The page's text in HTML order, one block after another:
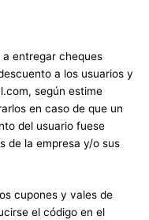
a entregar cheques
a los usuarios y
según estime
en caso de que un
del usuario fuese
de la empresa y/o sus
cupones y vales de
el código en el